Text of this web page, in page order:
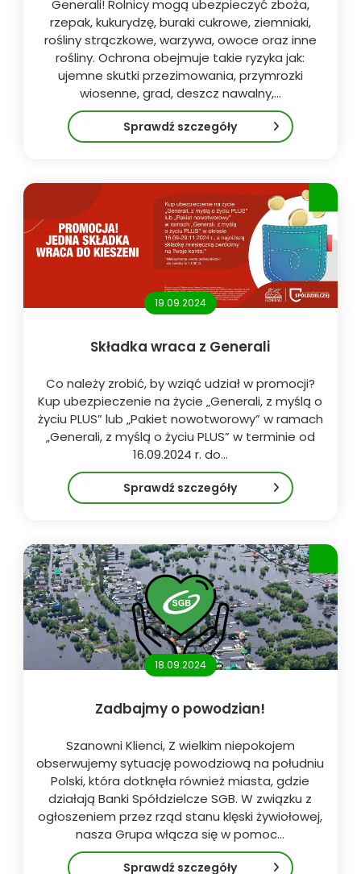
Generali! Rolnicy mogą ubezpieczyć zboża,
rzepak, kukurydzę, buraki cukrowe, ziemniaki,
rośliny strączkowe, warzywa, owoce oraz inne
rośliny. Ochrona obejmuje takie ryzyka jak:
ujemne skutki przezimowania, przymrozki
wiosenne, grad, deszcz nawalny,…
Sprawdź szczegóły
19.09.2024
Składka wraca z Generali
Co należy zrobić, by wziąć udział w promocji?
Kup ubezpieczenie na życie „Generali, z myślą o
życiu PLUS” lub „Pakiet nowotworowy” w ramach
„Generali, z myślą o życiu PLUS” w terminie od
16.09.2024 r. do…
Sprawdź szczegóły
18.09.2024
Zadbajmy o powodzian!
Szanowni Klienci, Z wielkim niepokojem
obserwujemy sytuację powodziową na południu
Polski, która dotknęła również miasta, gdzie
działają Banki Spółdzielcze SGB. W związku z
ogłoszeniem przez rząd stanu klęski żywiołowej,
nasza Grupa włącza się w pomoc…
Sprawdź szczegóły